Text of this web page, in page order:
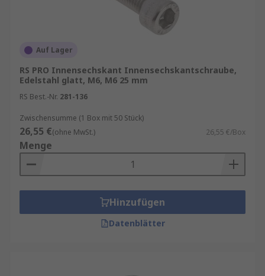
Auf Lager
RS PRO Innensechskant Innensechskantschraube,
Edelstahl glatt, M6, M6 25 mm
RS Best.-Nr. 281-136
Zwischensumme (1 Box mit 50 Stück)
26,55 €(ohne MwSt.) 26,55 €/Box
Menge
Hinzufügen
Datenblätter